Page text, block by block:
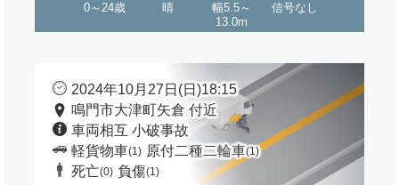
0～24歳 晴
幅5.5～
13.0m
信号なし
2024年10月27日(日)18:15
鳴門市大津町矢倉 付近
車両相互 小破事故
軽貨物車(1) 原付二種二輪車(1)
死亡(0) 負傷(1)